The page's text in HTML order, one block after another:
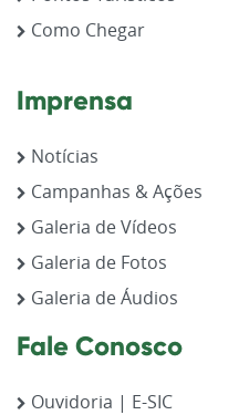
Como Chegar
Imprensa
Notícias
Campanhas & Ações
Galeria de Vídeos
Galeria de Fotos
Galeria de Áudios
Fale Conosco
Ouvidoria | E-SIC